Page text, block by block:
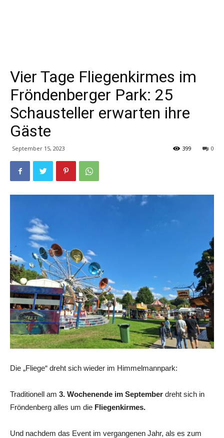
Vier Tage Fliegenkirmes im
Fröndenberger Park: 25
Schausteller erwarten ihre
Gäste
September 15, 2023 0
399
Die „Fliege“ dreht sich wieder im Himmelmannpark:
Traditionell am 3. Wochenende im September dreht sich in
Fröndenberg alles um die Fliegenkirmes.
Und nachdem das Event im vergangenen Jahr, als es zum